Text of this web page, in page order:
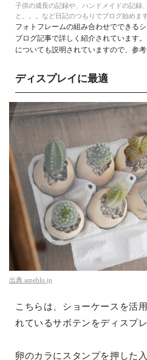
子供の成長の記録や、ハンドメイドの記録
と。。。など日記のつもりでブログ始めま
フォトフレームの組み合わせでできる
ブログ記事で詳しく紹介されています
についても説明されていますので、参考
ディスプレイに最適
出典 ameblo.jp
こちらは、ショーケースを活
れているサボテンをディスプ
卵のカラにスタンプを押した